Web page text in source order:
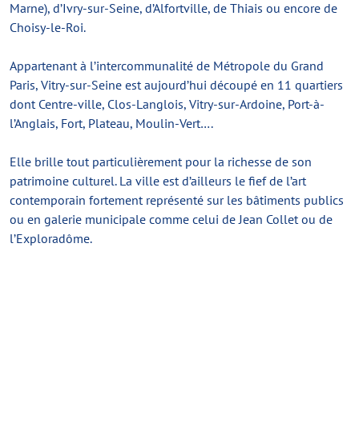
Marne), d’Ivry-sur-Seine, d’Alfortville, de Thiais ou encore de
Choisy-le-Roi.
Appartenant à l’intercommunalité de Métropole du Grand
Paris, Vitry-sur-Seine est aujourd’hui découpé en 11 quartiers
dont Centre-ville, Clos-Langlois, Vitry-sur-Ardoine, Port-à-
l’Anglais, Fort, Plateau, Moulin-Vert….
Elle brille tout particulièrement pour la richesse de son
patrimoine culturel. La ville est d’ailleurs le fief de l’art
contemporain fortement représenté sur les bâtiments publics
ou en galerie municipale comme celui de Jean Collet ou de
l’Exploradôme.